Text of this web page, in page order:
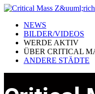
NEWS
BILDER/VIDEOS
WERDE AKTIV
ÜBER CRITICAL
ANDERE STÄDTE